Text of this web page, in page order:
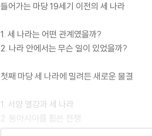
들어가는 마당 19세기 이전의 세 나라
1. 세 나라는 어떤 관계였을까?
2. 나라 안에서는 무슨 일이 있었을까?
첫째 마당 세 나라에 밀려든 새로운 물결
1. 서양 열강과 세 나라
2. 동아시아를 휩쓴 전쟁
3. 개혁 운동의 세 가지 모습